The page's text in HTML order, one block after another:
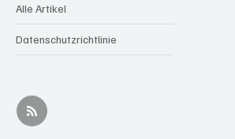
Alle Artikel
Datenschutzrichtlinie